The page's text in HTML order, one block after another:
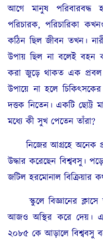
আগে মানুষ পরিবারবদ্ধ
পরিচারক, পরিচারিকা
কঠিন ছিল জীবন তখন।
উপায় ছিল না বলেই বহন
করা জুড়ে থাকত এক প্রবল
উপায়ে না হলে
দত্তক নিতেন। একটি ছোট্ট
মধ্যে কী সুখ পেতেন তাঁরা?
নিজের আগ্রহে অনেক
উদ্ধার করেছেন বিশ্ববসু।
জটিল হরমোনাল বিক্রিয়ার
স্কুলে বিজ্ঞানের
আজও অস্থির করে দেয়।
২০৮৫ কে আড়ালে বিশ্ববসু